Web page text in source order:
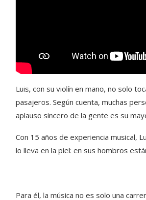
Luis, con su violín en mano, no solo
pasajeros. Según cuenta, muchas
aplauso sincero de la gente es su
Con 15 años de experiencia musical,
lo lleva en la piel: en sus hombros
Para él, la música no es solo una